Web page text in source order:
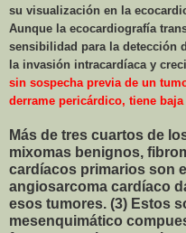
su visualización en la
Aunque la ecocardiografía
sensibilidad para la detección
la invasión intracardíaca y
sin sospecha previa de un
derrame pericárdico, tiene
Más de tres cuartos de
mixomas benignos,
cardíacos primarios son
angiosarcoma cardíaco
esos tumores. (3) Estos
mesenquimático